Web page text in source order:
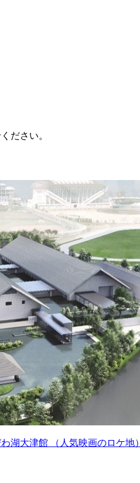
ださい。
湖大津館 （人気映画のロケ地）